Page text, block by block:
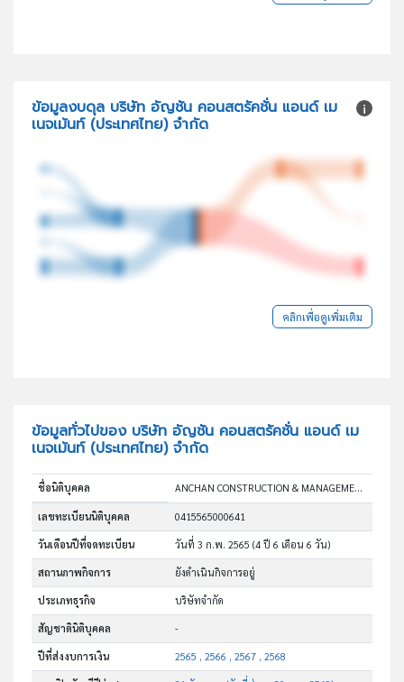
ข้อมูลงบดุล บริษัท อัญชัน คอนสตรัคชั่น แอนด์ เม
เนจเม้นท์ (ประเทศไทย) จำกัด
คลิกเพื่อดูเพิ่มเติม
ข้อมูลทั่วไปของ บริษัท อัญชัน คอนสตรัคชั่น แอนด์ เม
เนจเม้นท์ (ประเทศไทย) จำกัด
ชื่อนิติบุคคล ANCHAN CONSTRUCTION & MANAGEMENT (THAILAND) CO., LTD.
เลขทะเบียนนิติบุคคล 0415565000641
วันเดือนปีที่จดทะเบียน วันที่ 3 ก.พ. 2565(4 ปี 6 เดือน 6 วัน)
สถานภาพกิจการ ยังดำเนินกิจการอยู่
ประเภทธุรกิจ บริษัทจำกัด
สัญชาตินิติบุคคล -
ปีที่ส่งงบการเงิน 2565 , 2566 , 2567 , 2568